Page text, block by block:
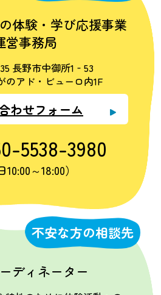
体験・学び応援事業
営事務局
長野市中御所1‐53
のアド・ビューロ内1F
わせフォーム
5538-3980
10:00～18:00）
不安な方の相談先
ディネーター